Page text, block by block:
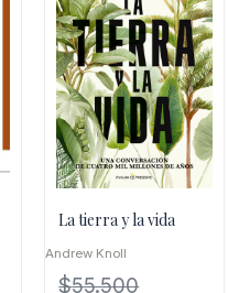
La tierra y la vida
Andrew Knoll
$55.500